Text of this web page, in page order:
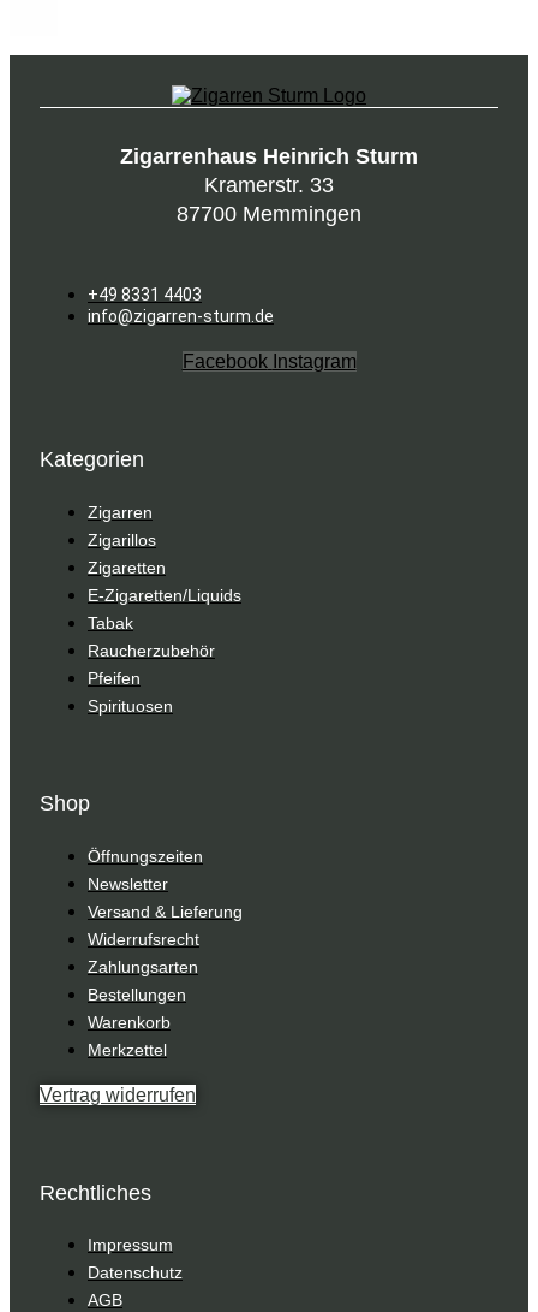
Zigarrenhaus Heinrich Sturm
Kramerstr. 33
87700 Memmingen
+49 8331 4403
info@zigarren-sturm.de
Facebook Instagram
Kategorien
Zigarren
Zigarillos
Zigaretten
E-Zigaretten/Liquids
Tabak
Raucherzubehör
Pfeifen
Spirituosen
Shop
Öffnungszeiten
Newsletter
Versand & Lieferung
Widerrufsrecht
Zahlungsarten
Bestellungen
Warenkorb
Merkzettel
Vertrag widerrufen
Rechtliches
Impressum
Datenschutz
AGB